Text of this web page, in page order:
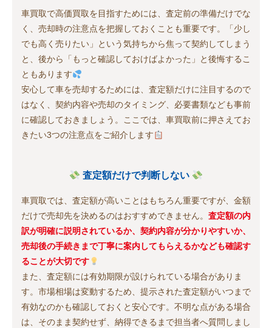
車買取で高価買取を目指すためには、査定前の準備だけでな
く、売却時の注意点を把握しておくことも重要です。「少し
でも高く売りたい」という気持ちから焦って契約してしまう
と、後から「もっと確認しておけばよかった」と後悔するこ
ともあります
安心して車を売却するためには、査定額だけに注目するので
はなく、契約内容や売却のタイミング、必要書類なども事前
に確認しておきましょう。ここでは、車買取前に押さえてお
きたい3つの注意点をご紹介します
査定額だけで判断しない
車買取では、査定額が高いことはもちろん重要ですが、金額
だけで売却先を決めるのはおすすめできません。 査定額の内
訳が明確に説明されているか、契約内容が分かりやすいか、
売却後の手続きまで丁寧に案内してもらえるかなども確認す
ることが大切です
また、査定額には有効期限が設けられている場合がありま
す。市場相場は変動するため、提示された査定額がいつまで
有効なのかも確認しておくと安心です。不明な点がある場合
は、そのまま契約せず、納得できるまで担当者へ質問しまし